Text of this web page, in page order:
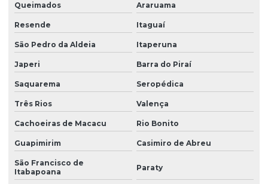
Queimados Araruama
Resende Itaguaí
São Pedro da Aldeia Itaperuna
Japeri Barra do Piraí
Saquarema Seropédica
Três Rios Valença
Cachoeiras de Macacu Rio Bonito
Guapimirim Casimiro de Abreu
São Francisco de
Itabapoana
Paraty